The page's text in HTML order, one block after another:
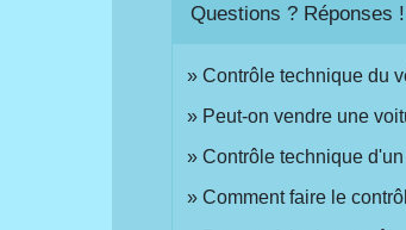
Questions ? Réponses !
Contrôle technique du
Peut-on vendre une
Contrôle technique
Comment faire le